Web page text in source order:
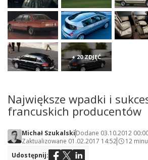
+ 20 ZDJĘĆ
Największe wpadki i
francuskich producentów
Michał SzukalskiDodane 03.10.2012
Zaktualizowane 01.02.2017 14:52
12
Udostępnij: